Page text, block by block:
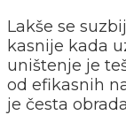
Lakše se
kasnije kada
uništenje je
od efikasnih
je česta